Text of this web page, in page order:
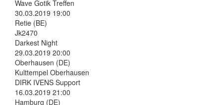
Wave Gotik Treffen
30.03.2019 19:00
Retie (BE)
Jk2470
Darkest Night
29.03.2019 20:00
Oberhausen (DE)
Kulttempel Oberhausen
DIRK IVENS Support
16.03.2019 21:00
Hamburg (DE)